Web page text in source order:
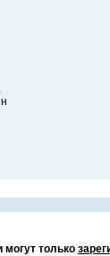
только